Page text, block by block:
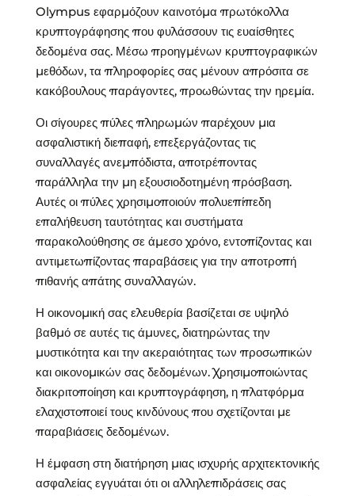
Olympus εφαρμόζουν καινοτόμα πρωτόκολλα
κρυπτογράφησης που φυλάσσουν τις ευαίσθητες
δεδομένα σας. Μέσω προηγμένων κρυπτογραφικών
μεθόδων, τα πληροφορίες σας μένουν απρόσιτα σε
κακόβουλους παράγοντες, προωθώντας την ηρεμία.
Οι σίγουρες πύλες πληρωμών παρέχουν μια
ασφαλιστική διεπαφή, επεξεργάζοντας τις
συναλλαγές ανεμπόδιστα, αποτρέποντας
παράλληλα την μη εξουσιοδοτημένη πρόσβαση.
Αυτές οι πύλες χρησιμοποιούν πολυεπίπεδη
επαλήθευση ταυτότητας και συστήματα
παρακολούθησης σε άμεσο χρόνο, εντοπίζοντας και
αντιμετωπίζοντας παραβάσεις για την αποτροπή
πιθανής απάτης συναλλαγών.
Η οικονομική σας ελευθερία βασίζεται σε υψηλό
βαθμό σε αυτές τις άμυνες, διατηρώντας την
μυστικότητα και την ακεραιότητας των προσωπικών
και οικονομικών σας δεδομένων. Χρησιμοποιώντας
διακριτοποίηση και κρυπτογράφηση, η πλατφόρμα
ελαχιστοποιεί τους κινδύνους που σχετίζονται με
παραβιάσεις δεδομένων.
Η έμφαση στη διατήρηση μιας ισχυρής αρχιτεκτονικής
ασφαλείας εγγυάται ότι οι αλληλεπιδράσεις σας